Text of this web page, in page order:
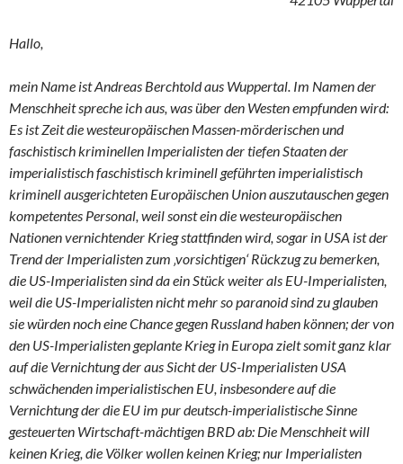
Hallo,
mein Name ist Andreas Berchtold aus Wuppertal. Im Namen der
Menschheit spreche ich aus, was über den Westen empfunden wird:
Es ist Zeit die westeuropäischen Massen-mörderischen und
faschistisch kriminellen Imperialisten der tiefen Staaten der
imperialistisch faschistisch kriminell geführten imperialistisch
kriminell ausgerichteten Europäischen Union auszutauschen gegen
kompetentes Personal, weil sonst ein die westeuropäischen
Nationen vernichtender Krieg stattfinden wird, sogar in USA ist der
Trend der Imperialisten zum ‚vorsichtigen‘ Rückzug zu bemerken,
die US-Imperialisten sind da ein Stück weiter als EU-Imperialisten,
weil die US-Imperialisten nicht mehr so paranoid sind zu glauben
sie würden noch eine Chance gegen Russland haben können; der von
den US-Imperialisten geplante Krieg in Europa zielt somit ganz klar
auf die Vernichtung der aus Sicht der US-Imperialisten USA
schwächenden imperialistischen EU, insbesondere auf die
Vernichtung der die EU im pur deutsch-imperialistische Sinne
gesteuerten Wirtschaft-mächtigen BRD ab: Die Menschheit will
keinen Krieg, die Völker wollen keinen Krieg; nur Imperialisten